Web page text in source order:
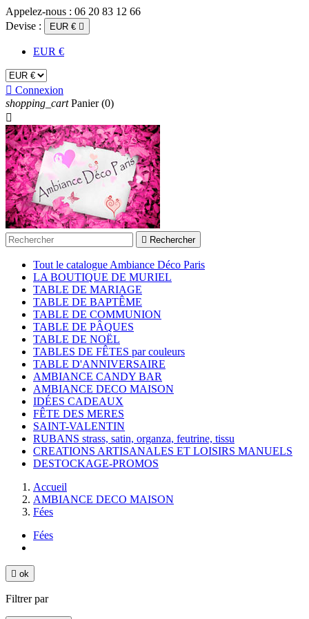
Appelez-nous : 06 20 83 12 66
Devise :
EUR € 
EUR €
 Connexion
shopping_cart Panier (0)

 Rechercher
Tout le catalogue Ambiance Déco Paris
LA BOUTIQUE DE MURIEL
TABLE DE MARIAGE
TABLE DE BAPTÊME
TABLE DE COMMUNION
TABLE DE PÂQUES
TABLE DE NOËL
TABLES DE FÊTES par couleurs
TABLE D'ANNIVERSAIRE
AMBIANCE CANDY BAR
AMBIANCE DECO MAISON
IDÉES CADEAUX
FÊTE DES MERES
SAINT-VALENTIN
RUBANS strass, satin, organza, feutrine, tissu
CREATIONS ARTISANALES ET LOISIRS MANUELS
DESTOCKAGE-PROMOS
Accueil
AMBIANCE DECO MAISON
Fées
Fées
 ok
Filtrer par